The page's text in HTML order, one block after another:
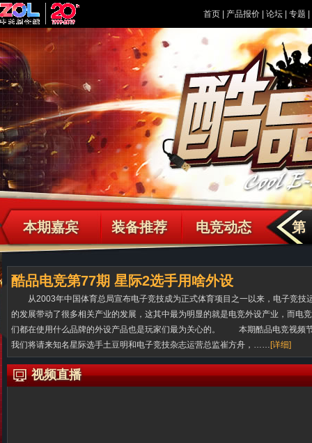
首页 产品报价 |论坛 |专题
本期嘉宾 装备推荐 电竞动态 第
酷品电竞第77期 星际2选手用啥外设
从2003年中国体育总局宣布电子竞技成为正式体育项目之一以来，电子竞技
的发展带动了很多相关产业的发展，这其中最为明显的就是电竞外设产业，而电
们都在使用什么品牌的外设产品也是玩家们最为关心的。 本期酷品电竞视频
我们将请来知名星际选手土豆明和电子竞技杂志运营总监崔方舟， …… [详细]
视频直播